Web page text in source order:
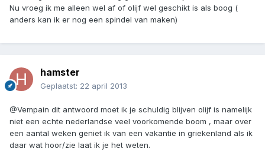
Nu vroeg ik me alleen wel af of olijf wel geschikt is als boog (
anders kan ik er nog een spindel van maken)
hamster
Geplaatst: 22 april 2013
@Vempain dit antwoord moet ik je schuldig blijven olijf is namelijk
niet een echte nederlandse veel voorkomende boom , maar over
een aantal weken geniet ik van een vakantie in griekenland als ik
daar wat hoor/zie laat ik je het weten.